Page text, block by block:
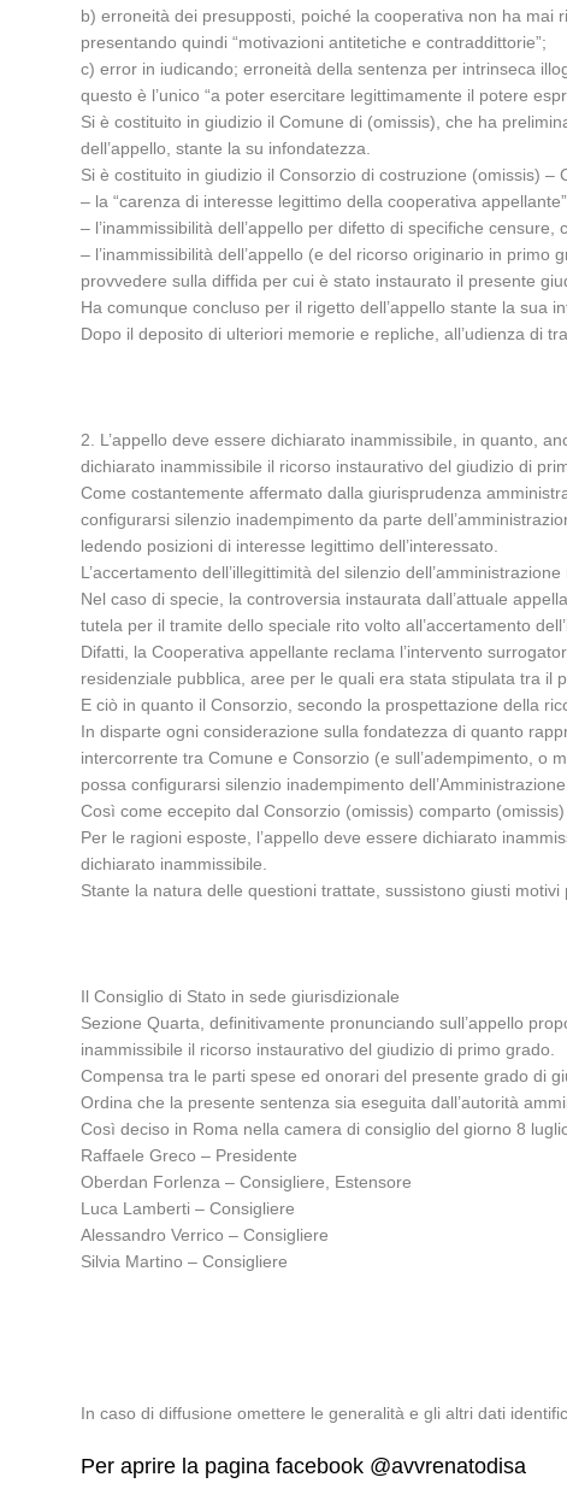
b) erroneità dei presupposti, poiché la cooperativa non ha mai
presentando quindi “motivazioni antitetiche e contraddittorie”;
c) error in iudicando; erroneità della sentenza per intrinseca
questo è l’unico “a poter esercitare legittimamente il potere
Si è costituito in giudizio il Comune di (omissis), che ha
dell’appello, stante la su infondatezza.
Si è costituito in giudizio il Consorzio di costruzione (omissis)
– la “carenza di interesse legittimo della cooperativa
– l’inammissibilità dell’appello per difetto di specifiche censure,
– l’inammissibilità dell’appello (e del ricorso originario in primo
provvedere sulla diffida per cui è stato instaurato il presente
Ha comunque concluso per il rigetto dell’appello stante la sua
Dopo il deposito di ulteriori memorie e repliche, all’udienza di
2. L’appello deve essere dichiarato inammissibile, in quanto,
dichiarato inammissibile il ricorso instaurativo del giudizio di
Come costantemente affermato dalla giurisprudenza
configurarsi silenzio inadempimento da parte
ledendo posizioni di interesse legittimo dell’interessato.
L’accertamento dell’illegittimità del silenzio
Nel caso di specie, la controversia instaurata dall’attuale
tutela per il tramite dello speciale rito volto all’accertamento
Difatti, la Cooperativa appellante reclama l’intervento
residenziale pubblica, aree per le quali era stata stipulata tra il
E ciò in quanto il Consorzio, secondo la prospettazione della
In disparte ogni considerazione sulla fondatezza di quanto
intercorrente tra Comune e Consorzio (e sull’adempimento, o
possa configurarsi silenzio inadempimento dell’Amministrazione.
Così come eccepito dal Consorzio (omissis) comparto
Per le ragioni esposte, l’appello deve essere dichiarato
dichiarato inammissibile.
Stante la natura delle questioni trattate, sussistono giusti
Il Consiglio di Stato in sede giurisdizionale
Sezione Quarta, definitivamente pronunciando sull’appello
inammissibile il ricorso instaurativo del giudizio di primo grado.
Compensa tra le parti spese ed onorari del presente grado di
Ordina che la presente sentenza sia eseguita dall’autorità
Così deciso in Roma nella camera di consiglio del giorno 8
Raffaele Greco – Presidente
Oberdan Forlenza – Consigliere, Estensore
Luca Lamberti – Consigliere
Alessandro Verrico – Consigliere
Silvia Martino – Consigliere
In caso di diffusione omettere le generalità e gli altri dati
Per aprire la pagina facebook @avvrenatodisa